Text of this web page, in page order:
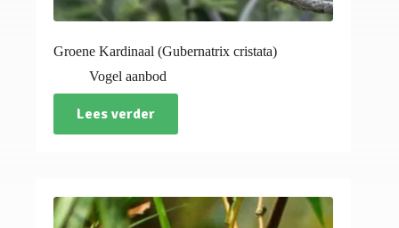
Groene Kardinaal (Gubernatrix cristata)
Vogel aanbod
Lees verder